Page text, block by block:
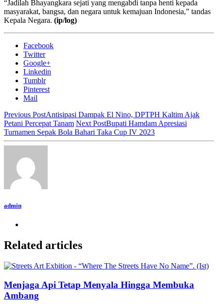
“Jadilah Bhayangkara sejati yang mengabdi tanpa henti kepada
masyarakat, bangsa, dan negara untuk kemajuan Indonesia,” tandas
Kepala Negara. (ip/log)
Facebook
Twitter
Google+
Linkedin
Tumblr
Pinterest
Mail
Previous PostAntisipasi Dampak El Nino, DPTPH Kaltim Ajak
Petani Percepat Tanam Next PostBupati Hamdam Apresiasi
Turnamen Sepak Bola Bahari Taka Cup IV 2023
admin
Related articles
Menjaga Api Tetap Menyala Hingga Membuka
Ambang